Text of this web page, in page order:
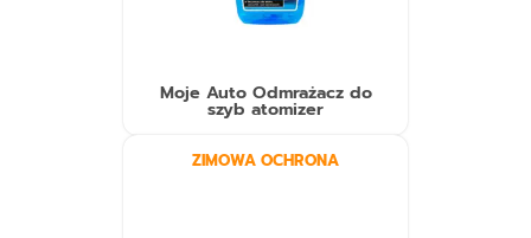
Moje Auto Odmrażacz do
szyb atomizer
ZIMOWA OCHRONA